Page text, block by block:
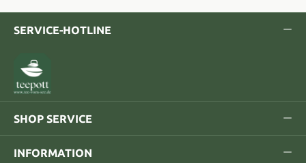
SERVICE-HOTLINE
SHOP SERVICE
INFORMATION